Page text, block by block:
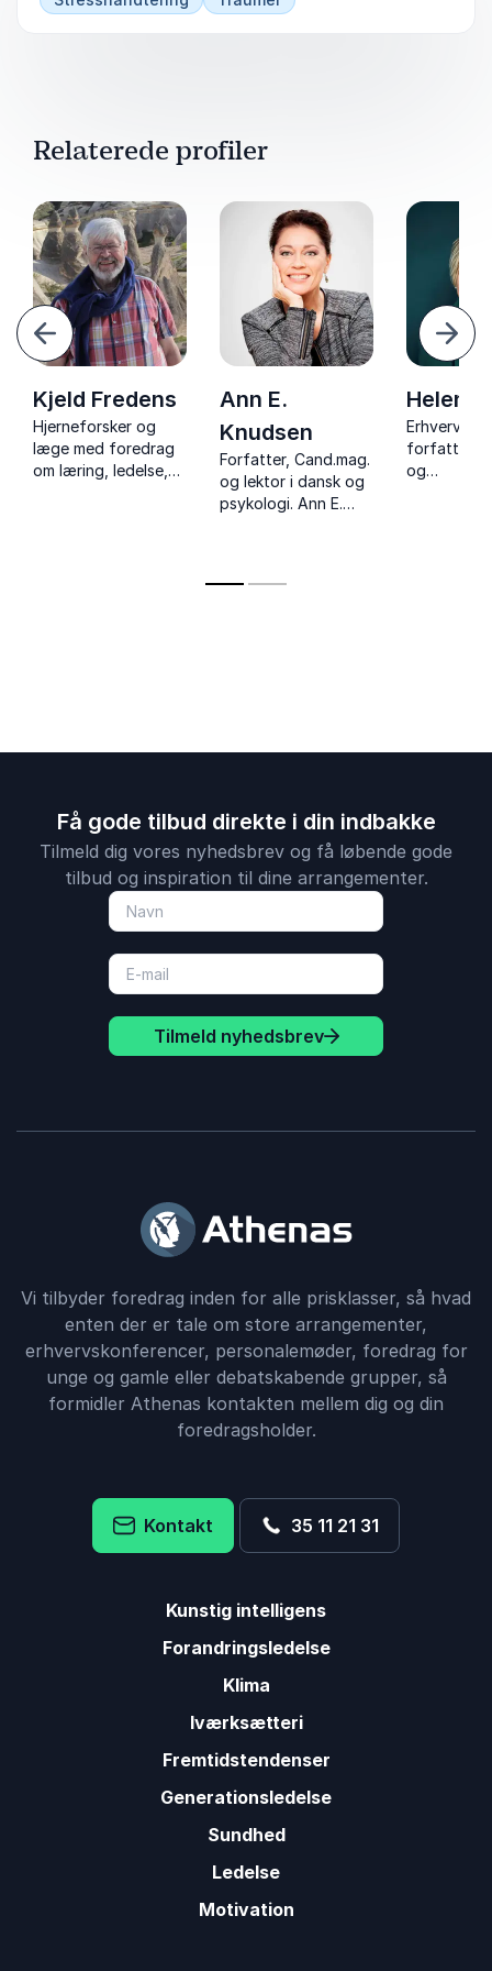
Relaterede profiler
Kjeld Fredens
Hjerneforsker og
læge med foredrag
om læring, ledelse,
Ann E.
Knudsen
Forfatter, Cand.mag.
og lektor i dansk og
psykologi. Ann E.
indsigt og humor.
Helen
forfatter
og
Få gode tilbud direkte i din indbakke
Tilmeld dig vores nyhedsbrev og få løbende gode
tilbud og inspiration til dine arrangementer.
Tilmeld nyhedsbrev
Vi tilbyder foredrag inden for alle prisklasser, så hvad
enten der er tale om store arrangementer,
erhvervskonferencer, personalemøder, foredrag for
unge og gamle eller debatskabende grupper, så
formidler Athenas kontakten mellem dig og din
foredragsholder.
Kontakt 35 11 21 31
Kunstig intelligens
Forandringsledelse
Klima
Iværksætteri
Fremtidstendenser
Generationsledelse
Sundhed
Ledelse
Motivation